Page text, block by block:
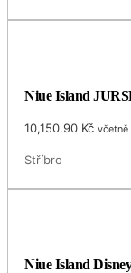
Niue Island
10,150.90 Kč včetně
Stříbro
Niue Island